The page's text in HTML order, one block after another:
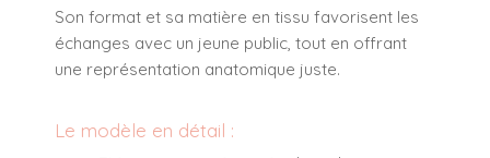
Son format et sa matière en tissu favorisent les
échanges avec un jeune public, tout en offrant
une représentation anatomique juste.
Le modèle en détail :